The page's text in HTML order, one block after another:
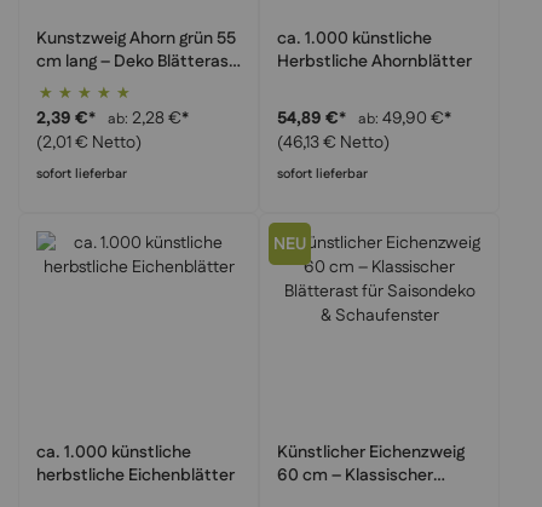
Kunstzweig Ahorn grün 55
cm lang – Deko Blätterast
für florale Gestecke &
Vasen
Bewertung:
100%
2,39 €* ab 2,28 €*
(2,01 € Netto)
sofort lieferbar
ca. 1.000 künstliche
Herbstliche Ahornblätter
54,89 €* ab 49,90 €*
(46,13 € Netto)
sofort lieferbar
ca. 1.000 künstliche
herbstliche Eichenblätter
NEU
Künstlicher Eichenzweig
60 cm – Klassischer